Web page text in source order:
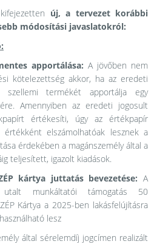
új, a tervezet korábbi
módosítási javaslatokról:
apportálása: A jövőben nem
kötelezettség akkor, ha az eredeti
szellemi termékét apportálja egy
Amennyiben az eredeti jogosult
értékesíti, úgy az értékpapír
elszámolhatóak lesznek a
érdekében a magánszemély által a
teljesített, igazolt kiadások.
kártya juttatás bevezetése: A
utalt munkáltatói támogatás 50
Kártya a 2025-ben lakásfelújításra
lesz
által sérelemdíj jogcímen realizált